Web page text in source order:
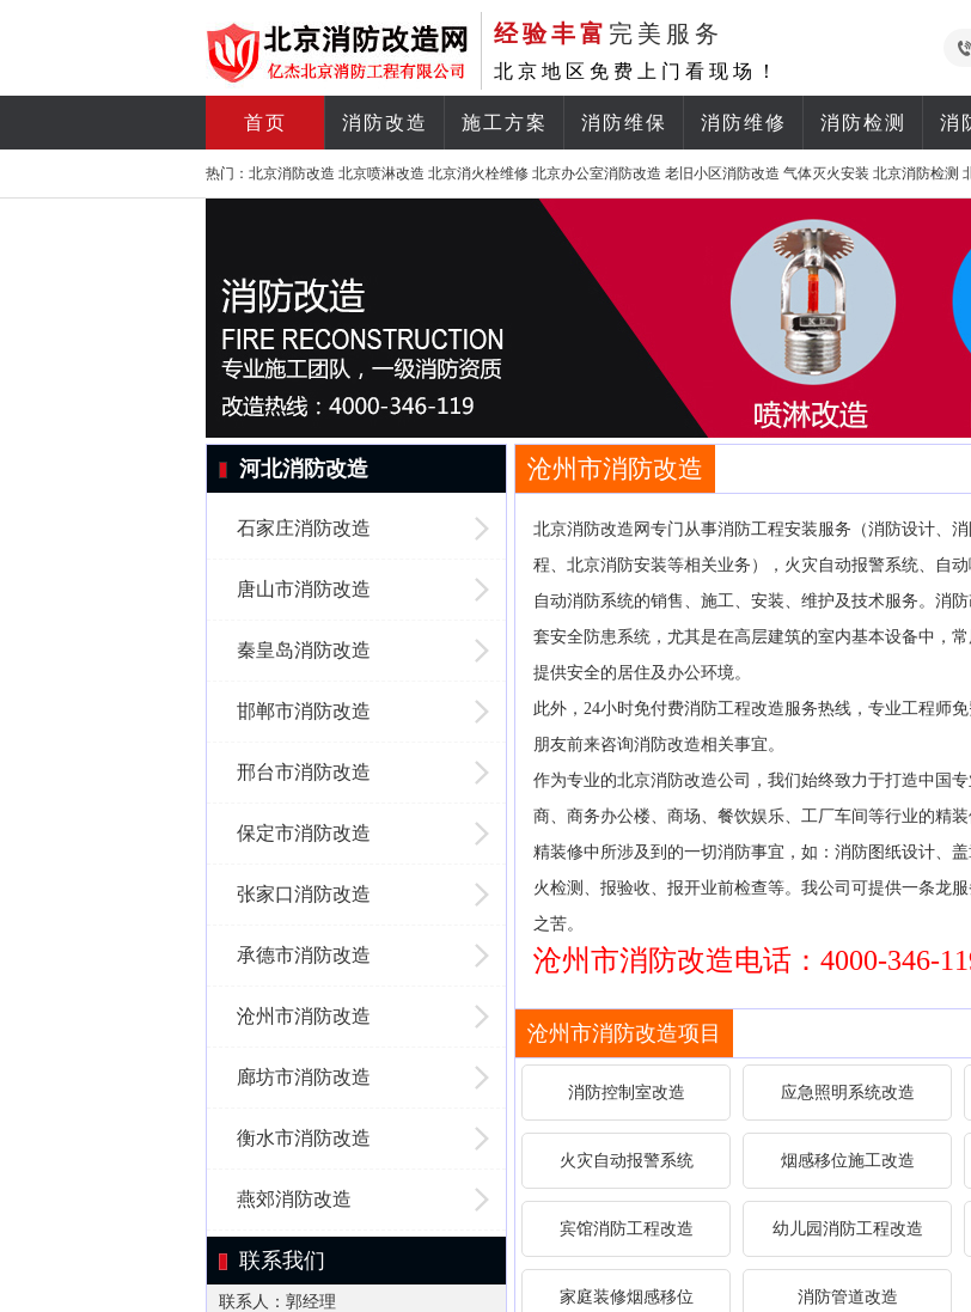
经验丰富 完美服务
北京地区免费上门看现场！
首页 消防改造 施工方案 消防维保 消防维修 消防检测 消
热门： 北京消防改造 北京喷淋改造 北京消火栓维修 北京办公室消防改造 老旧小区消防改造 气体灭火安装 北京消防检测
河北消防改造
石家庄消防改造
唐山市消防改造
秦皇岛消防改造
邯郸市消防改造
邢台市消防改造
保定市消防改造
张家口消防改造
承德市消防改造
沧州市消防改造
廊坊市消防改造
衡水市消防改造
燕郊消防改造
联系我们
联系人：郭经理
沧州市消防改造
北京消防改造网专门从事消防工程安装服务（消防设计、
程、北京消防安装等相关业务），火灾自动报警系统、自
自动消防系统的销售、施工、安装、维护及技术服务。消
套安全防患系统，尤其是在高层建筑的室内基本设备中，
提供安全的居住及办公环境。
此外，24小时免付费消防工程改造服务热线，专业工程师
朋友前来咨询消防改造相关事宜。
作为专业的北京消防改造公司，我们始终致力于打造中国
商、商务办公楼、商场、餐饮娱乐、工厂车间等行业的精
精装修中所涉及到的一切消防事宜，如：消防图纸设计、
火检测、报验收、报开业前检查等。我公司可提供一条龙
之苦。
沧州市消防改造电话：4000-346-
沧州市消防改造项目
消防控制室改造 应急照明系统改造
火灾自动报警系统 烟感移位施工改造
宾馆消防工程改造 幼儿园消防工程改造
家庭装修烟感移位 消防管道改造